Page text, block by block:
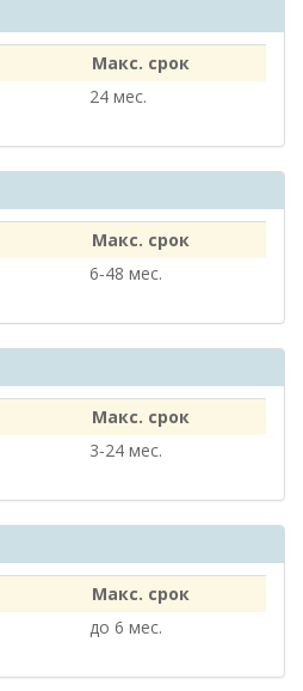
Макс. срок
24 мес.
Макс. срок
6‑48 мес.
Макс. срок
3‑24 мес.
Макс. срок
до 6 мес.